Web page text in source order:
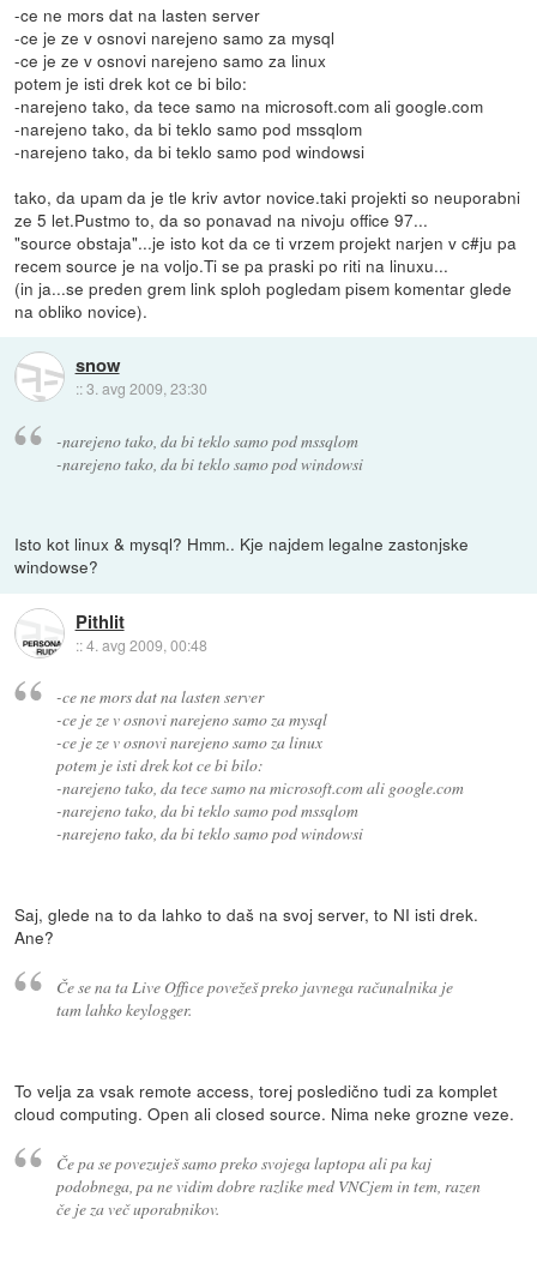
-ce ne mors dat na lasten server
-ce je ze v osnovi narejeno samo za mysql
-ce je ze v osnovi narejeno samo za linux
potem je isti drek kot ce bi bilo:
-narejeno tako, da tece samo na microsoft.com ali google.com
-narejeno tako, da bi teklo samo pod mssqlom
-narejeno tako, da bi teklo samo pod windowsi
tako, da upam da je tle kriv avtor novice.taki projekti so neuporabni
ze 5 let.Pustmo to, da so ponavad na nivoju office 97...
"source obstaja"...je isto kot da ce ti vrzem projekt narjen v c#ju pa
recem source je na voljo.Ti se pa praski po riti na linuxu...
(in ja...se preden grem link sploh pogledam pisem komentar glede
na obliko novice).
snow
::3. avg 2009, 23:30
-narejeno tako, da bi teklo samo pod mssqlom
-narejeno tako, da bi teklo samo pod windowsi
Isto kot linux & mysql? Hmm.. Kje najdem legalne zastonjske
windowse?
Pithlit
::4. avg 2009, 00:48
-ce ne mors dat na lasten server
-ce je ze v osnovi narejeno samo za mysql
-ce je ze v osnovi narejeno samo za linux
potem je isti drek kot ce bi bilo:
-narejeno tako, da tece samo na microsoft.com ali google.com
-narejeno tako, da bi teklo samo pod mssqlom
-narejeno tako, da bi teklo samo pod windowsi
Saj, glede na to da lahko to daš na svoj server, to NI isti drek.
Ane?
Če se na ta Live Office povežeš preko javnega računalnika je
tam lahko keylogger.
To velja za vsak remote access, torej posledično tudi za komplet
cloud computing. Open ali closed source. Nima neke grozne veze.
Če pa se povezuješ samo preko svojega laptopa ali pa kaj
podobnega, pa ne vidim dobre razlike med VNCjem in tem, razen
če je za več uporabnikov.